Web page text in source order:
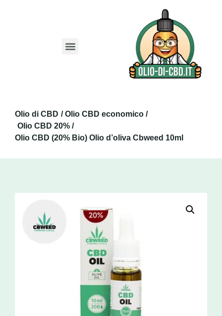
Olio di CBD / Olio CBD economico /
Olio CBD 20% /
Olio CBD (20% Bio) Olio d’oliva Cbweed 10ml